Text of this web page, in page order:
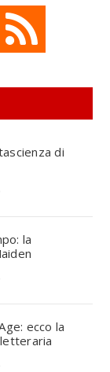
di
la
ecco la